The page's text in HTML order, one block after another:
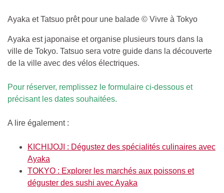
Ayaka et Tatsuo prêt pour une balade © Vivre à Tokyo
Ayaka est japonaise et organise plusieurs tours dans la
ville de Tokyo. Tatsuo sera votre guide dans la découverte
de la ville avec des vélos électriques.
Pour réserver, remplissez le formulaire ci-dessous et
précisant les dates souhaitées.
A lire également :
KICHIJOJI : Dégustez des spécialités culinaires avec
Ayaka
TOKYO : Explorer les marchés aux poissons et
déguster des sushi avec Ayaka